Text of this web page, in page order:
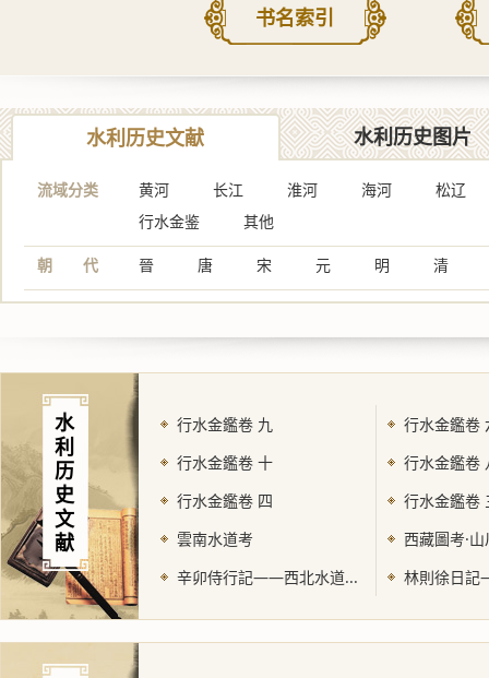
书名索引
水利历史文献 水利历史图片
流域分类 黄河 长江 淮河 海河
松辽
行水金鉴
其他
朝 代 晉 唐 宋 元 明 清
水
利
历
史
文
献
行水金鑑卷 九
行水金鑑卷
行水金鑑卷 十
行水金鑑卷
行水金鑑卷 四
行水金鑑卷
雲南水道考
西藏圖考·
辛卯侍行記——西北水道...
林則徐日